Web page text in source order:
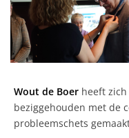
Wout de Boer heeft
beziggehouden met de
probleemschets